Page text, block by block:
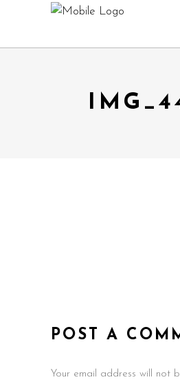
POST A
Your email address will not